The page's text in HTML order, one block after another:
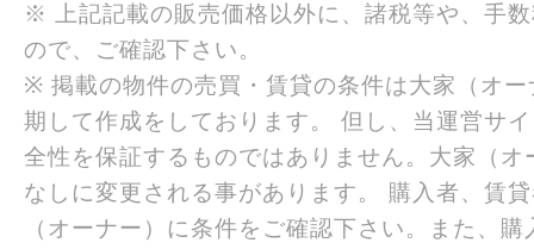
※ 上記記載の販売価格以外に、諸税等や、手
ので、ご確認下さい。
※ 掲載の物件の売買・賃貸の条件は大家（オ
期して作成をしております。 但し、当運営サ
全性を保証するものではありません。大家（
なしに変更される事があります。 購入者、賃
（オーナー）に条件をご確認下さい。また、